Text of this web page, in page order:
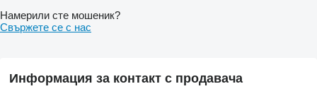
Намерили сте мошеник?
Свържете се с нас
Информация за контакт с продавача